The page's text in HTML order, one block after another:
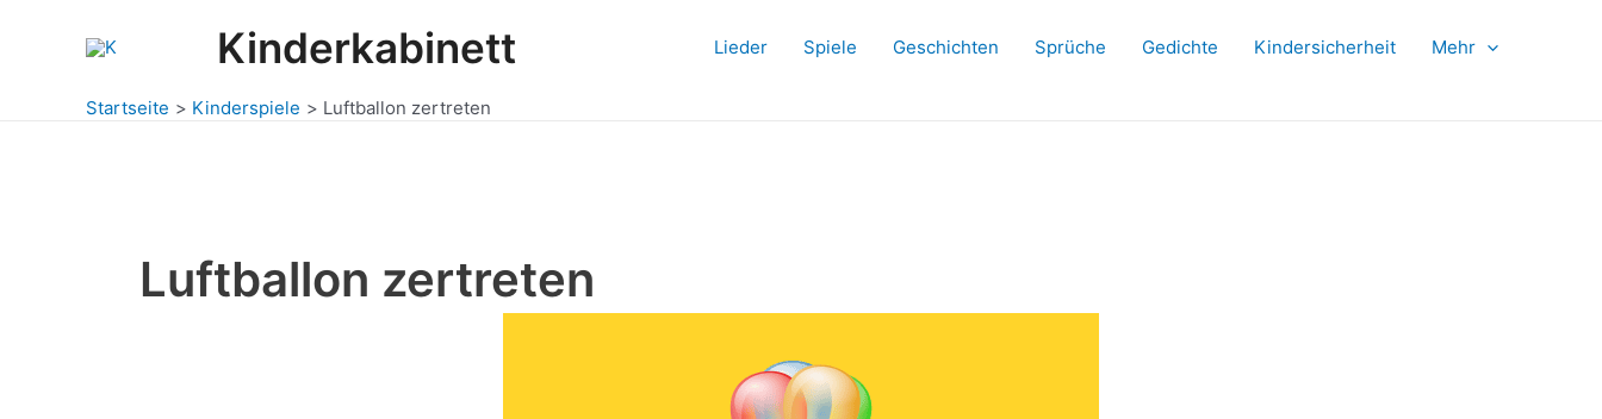
Kinderkabinett Lieder Spiele Geschichten Sprüche Gedichte Kindersicherheit Mehr
Startseite Kinderspiele Luftballon zertreten
Luftballon zertreten
navigation